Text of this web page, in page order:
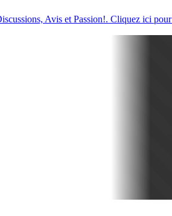
Avis et Passion!. Cliquez ici